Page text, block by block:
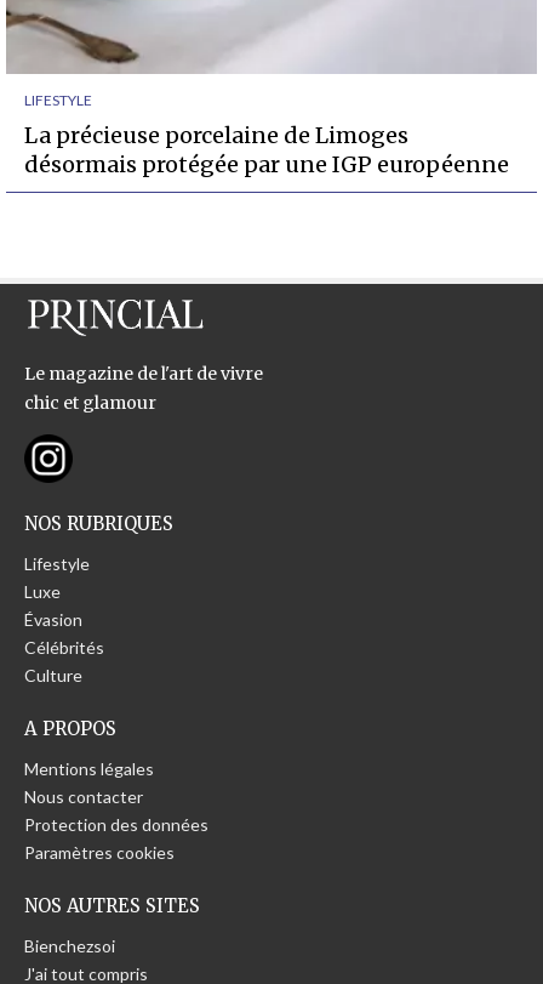
LIFESTYLE
La précieuse porcelaine de Limoges
désormais protégée par une IGP européenne
Le magazine de l'art de vivre
chic et glamour
NOS RUBRIQUES
Lifestyle
Luxe
Évasion
Célébrités
Culture
A PROPOS
Mentions légales
Nous contacter
Protection des données
Paramètres cookies
NOS AUTRES SITES
Bienchezsoi
J'ai tout compris